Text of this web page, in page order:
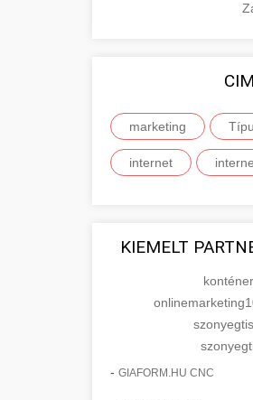
marketing
internet
KIEMELT
- GIAFORM.HU CNC